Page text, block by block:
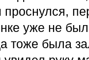
проснулся,
уже не
тоже была